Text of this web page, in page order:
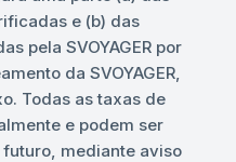
e (b) das
pela SVOYAGER por
da SVOYAGER,
Todas as taxas de
e podem ser
mediante aviso